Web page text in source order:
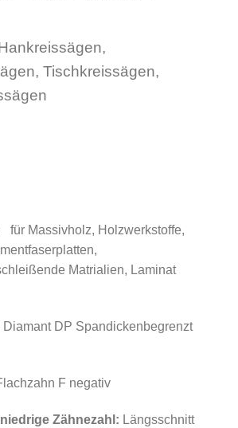
Tischkreissägen,
für Massivholz, Holzwerkstoffe,
Matrialien, Laminat
Diamant DP Spandickenbegrenzt
F negativ
Zähnezahl: Längsschnitt